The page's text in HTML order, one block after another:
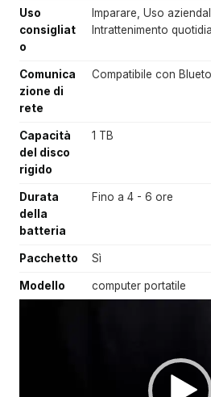
Uso
consigliat
o
Imparare, Uso
Intrattenimento
Comunica
zione di
rete
Compatibile con
Capacità
del disco
rigido
1 TB
Durata
della
batteria
Fino a 4 - 6 ore
Pacchetto Sì
Modello computer portatile